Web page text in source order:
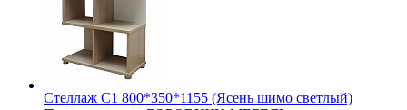
Стеллаж С1 800*350*1155 (Ясень шимо светлый)